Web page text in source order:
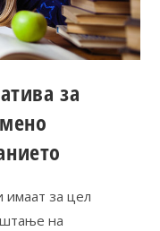
за
имаат за цел
на